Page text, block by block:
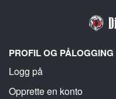
PROFIL OG PÅLOGGING
Logg på
Opprette en konto